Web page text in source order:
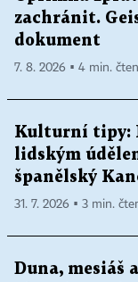
zachránit.
dokument
7. 8. 2026 ▪ 4 min.
Kulturní tipy:
lidským
španělský
31. 7. 2026 ▪ 3 min.
Duna, mesiáš